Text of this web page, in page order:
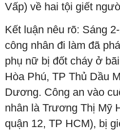
Vấp) về hai tội giết
Kết luận nêu rõ: Sáng
công nhân đi làm đã
phụ nữ bị đốt cháy ở
Hòa Phú, TP Thủ Dầu
Dương. Công an vào
nhân là Trương Thị Mỹ
quận 12, TP HCM), bị